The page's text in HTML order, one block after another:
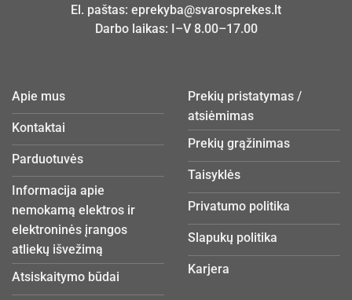
El. paštas: eprekyba@svarosprekes.lt
Darbo laikas: I–V 8.00–17.00
Apie mus
Kontaktai
Parduotuvės
Informacija apie
nemokamą elektros ir
elektroninės įrangos
atliekų išvežimą
Atsiskaitymo būdai
Prekių pristatymas /
atsiėmimas
Prekių grąžinimas
Taisyklės
Privatumo politika
Slapukų politika
Karjera